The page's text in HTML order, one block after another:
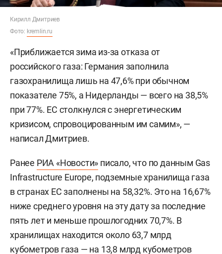
Кирилл Дмитриев
Фото: kremlin.ru
«Приближается зима из-за отказа от
российского газа: Германия заполнила
газохранилища лишь на 47,6% при обычном
показателе 75%, а Нидерланды — всего на 38,5%
при 77%. ЕС столкнулся с энергетическим
кризисом, спровоцированным им самим», —
написал Дмитриев.
Ранее РИА «Новости» писало, что по данным Gas
Infrastructure Europe, подземные хранилища газа
в странах ЕС заполнены на 58,32%. Это на 16,67%
ниже среднего уровня на эту дату за последние
пять лет и меньше прошлогодних 70,7%. В
хранилищах находится около 63,7 млрд
кубометров газа — на 13,8 млрд кубометров